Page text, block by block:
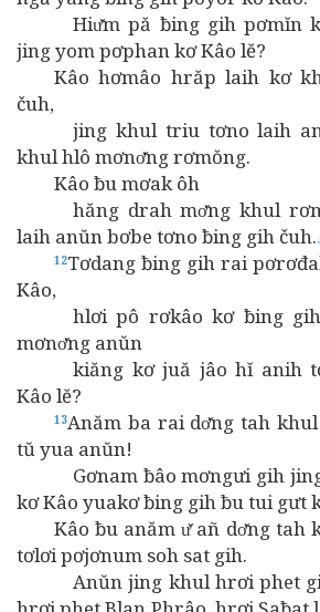
Hiư̆m pă ƀing gih pơmĭn
jing yom pơphan kơ Kâo lĕ?
Kâo hơmâo hrăp laih kơ
čuh,
jing khul triu tơno laih
khul hlô mơnơ̆ng rơmŏng.
Kâo ƀu mơak ôh
hăng drah mơ̆ng khul
laih anŭn bơbe tơno ƀing gih čuh.
12Tơdang ƀing gih rai
Kâo,
hlơi pô rơkâo kơ ƀing gih
mơnơ̆ng anŭn
kiăng kơ juă jâo hĭ anih
Kâo lĕ?
13Anăm ba rai dơ̆ng tah
tŭ yua anŭn!
Gơnam ƀâo mơngưi gih jing
kơ Kâo yuakơ ƀing gih ƀu tui gưt
Kâo ƀu anăm ư̆ añ dơ̆ng tah
tơlơi pơjơnum soh sat gih.
Anŭn jing khul hrơi phet